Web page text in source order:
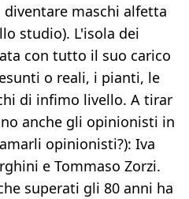
maschi alfetta
studio). L'isola dei
con tutto il suo carico
o reali, i pianti, le
di infimo livello. A tirar
anche gli opinionisti in
opinionisti?): Iva
e Tommaso Zorzi.
superati gli 80 anni ha